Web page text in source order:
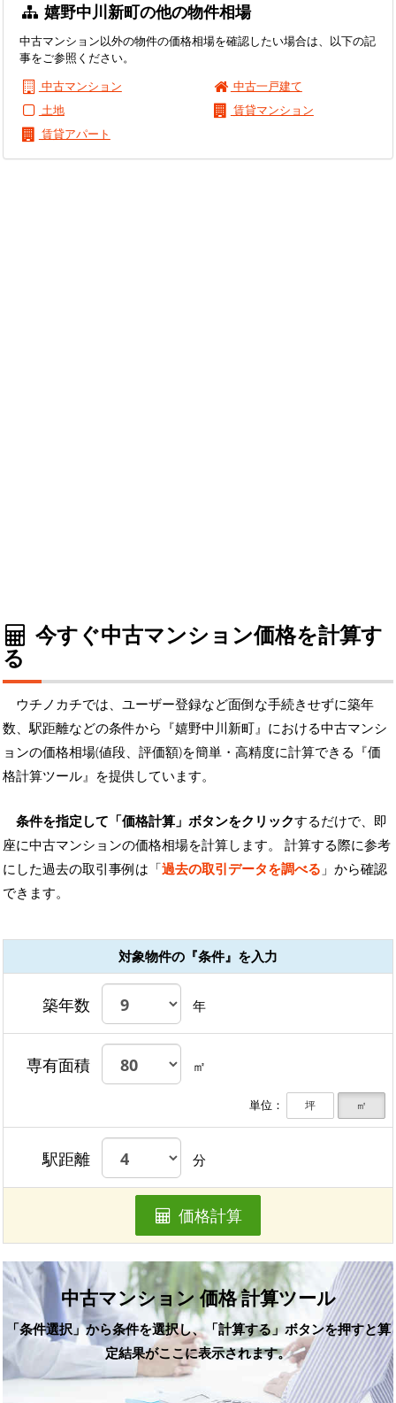
嬉野中川新町の他の物件相場
中古マンション以外の物件の価格相場を確認したい場合は、以下の記
事をご参照ください。
中古マンション
中古一戸建て
土地
賃貸マンション
賃貸アパート
今すぐ中古マンション価格を計算す
る
ウチノカチでは、ユーザー登録など面倒な手続きせずに築年
数、駅距離などの条件から『嬉野中川新町』における中古マンシ
ョンの価格相場(値段、評価額)を簡単・高精度に計算できる『価
格計算ツール』を提供しています。
条件を指定して「価格計算」ボタンをクリックするだけで、即
座に中古マンションの価格相場を計算します。 計算する際に参考
にした過去の取引事例は「過去の取引データを調べる 」から確認
できます。
対象物件の『条件』を入力
築年数 年
専有面積 ㎡
単位： 坪 ㎡
駅距離 分
価格計算
中古マンション 価格 計算ツール
「条件選択」から条件を選択し、「計算する」ボタンを押すと算
定結果がここに表示されます。